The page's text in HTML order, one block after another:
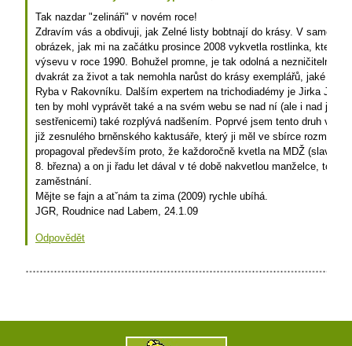
Tak nazdar "zelináři" v novém roce!
Zdravím vás a obdivuji, jak Zelné listy bobtnají do krásy. V
obrázek, jak mi na začátku prosince 2008 vykvetla rostlinka, kterou
výsevu v roce 1990. Bohužel promne, je tak odolná a nezničitelná,
dvakrát za život a tak nemohla narůst do krásy exemplářů, jaké má
Ryba v Rakovníku. Dalším expertem na trichodiadémy je Jirka
ten by mohl vyprávět také a na svém webu se nad ní (ale i nad
sestřenicemi) také rozplývá nadšením. Poprvé jsem tento druh viděl
již zesnulého brněnského kaktusáře, který ji měl ve sbírce
propagoval především proto, že každoročně kvetla na MDŽ (slavný
8. března) a on ji řadu let dával v té době nakvetlou manželce,
zaměstnání.
Mějte se fajn a atˇnám ta zima (2009) rychle ubíhá.
JGR, Roudnice nad Labem, 24.1.09
Odpovědět